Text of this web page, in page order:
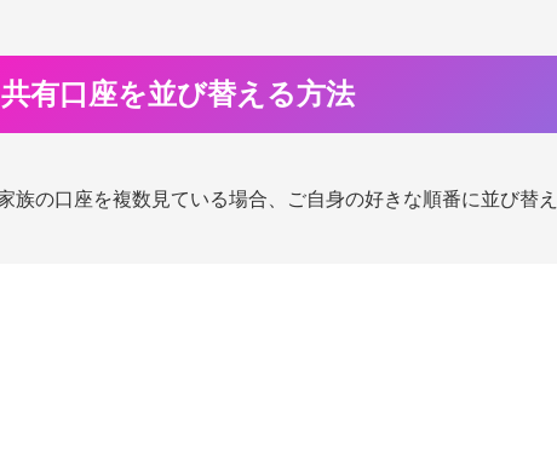
共有口座を並び替える方法
族の口座を複数見ている場合、ご自身の好きな順番に並び替